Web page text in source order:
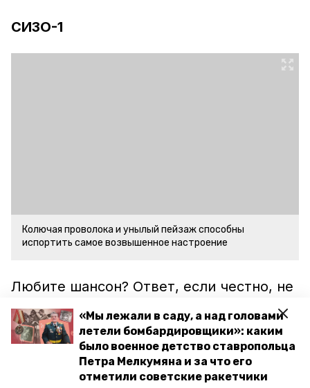
«Мы лежали в саду, а над головами
летели бомбардировщики»: каким
было военное детство ставропольца
Петра Мелкумяна и за что его
отметили советские ракетчики
СИЗО-1
Колючая проволока и унылый пейзаж способны
испортить самое возвышенное настроение
Любите шансон? Ответ, если честно, не
важен. Если ваша половинка не
находится в местах не столь
отдалённых, то вне зависимости от
вашей тяги к Шуфутинскому, Кругу и
«Бутырке» и вам и ей здесь вряд ли